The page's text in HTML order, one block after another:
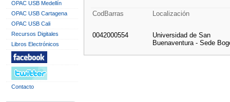
OPAC USB Medellín
OPAC USB Cartagena
OPAC USB Cali
Recursos Digitales
Libros Electrónicos
Contacto
CodBarras Localización
0042000554
Universidad de San
Buenaventura - Sede